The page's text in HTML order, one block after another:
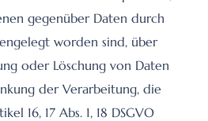
gegenüber Daten durch
worden sind, über
oder Löschung von Daten
der Verarbeitung, die
16, 17 Abs. 1, 18 DSGVO